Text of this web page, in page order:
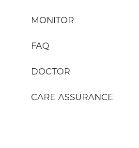
MONITOR
FAQ
DOCTOR
CARE ASSURANCE